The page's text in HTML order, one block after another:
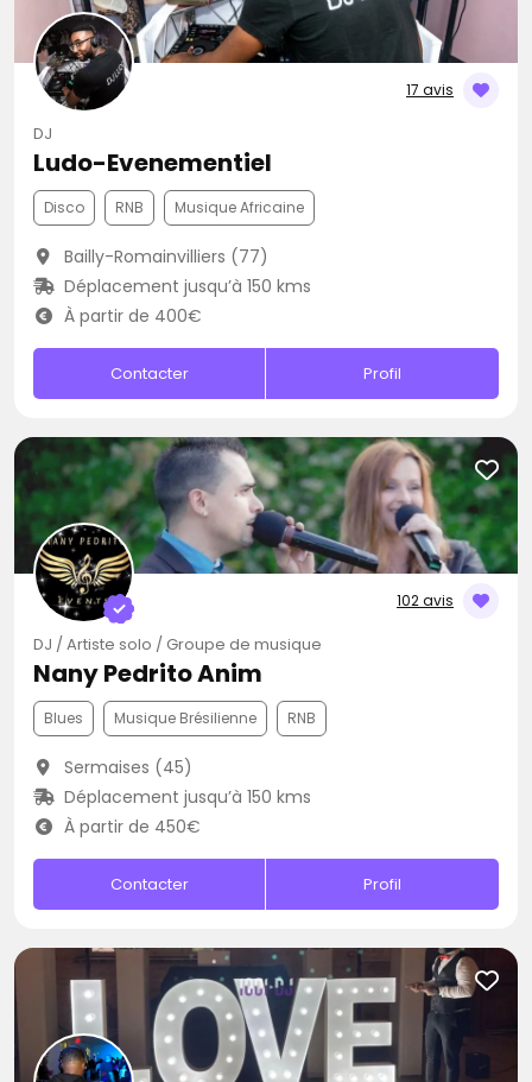
17 avis
DJ
Ludo-Evenementiel
Disco RNB Musique Africaine
Bailly-Romainvilliers (77)
Déplacement jusqu’à 150 kms
À partir de 400€
Contacter Profil
102 avis
DJ / Artiste solo / Groupe de musique
Nany Pedrito Anim
Blues Musique Brésilienne RNB
Sermaises (45)
Déplacement jusqu’à 150 kms
À partir de 450€
Contacter Profil